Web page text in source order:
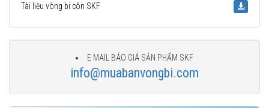
Tài liệu vòng bi côn SKF
E MAIL BÁO GIÁ SẢN PHẨM SKF
info@muabanvongbi.com